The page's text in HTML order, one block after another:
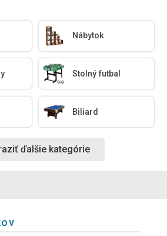
Nábytok
Stolný futbal
Biliard
ďalšie kategórie